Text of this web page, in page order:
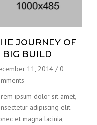
JOURNEY OF
BIG BUILD
11, 2014 / 0
ipsum dolor sit amet,
adipiscing elit.
et magna lacinia,